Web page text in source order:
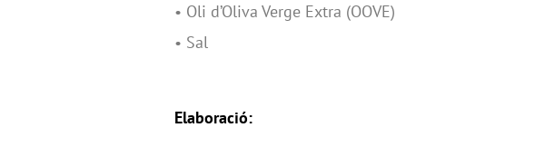
• Oli d’Oliva Verge Extra (OOVE)
• Sal
Elaboració: